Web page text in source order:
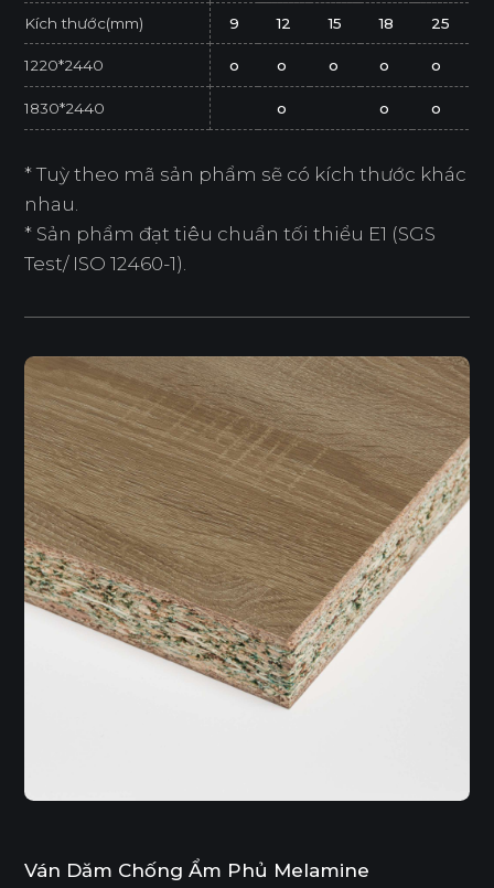
Kích thước(mm) 9 12 15 18 25
1220*2440 o o o o o
1830*2440 o o o
* Tuỳ theo mã sản phẩm sẽ có kích thước khác
nhau.
* Sản phẩm đạt tiêu chuẩn tối thiểu E1 (SGS
Test/ ISO 12460-1).
Ván Dăm Chống Ẩm Phủ Melamine